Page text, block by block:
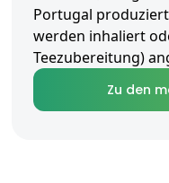
Portugal
werden inhaliert
Teezubereitung)
Zu den